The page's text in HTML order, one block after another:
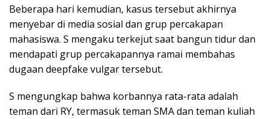
Beberapa hari kemudian, kasus tersebut akhirnya
menyebar di media sosial dan grup percakapan
mahasiswa. S mengaku terkejut saat bangun tidur dan
mendapati grup percakapannya ramai membahas
dugaan deepfake vulgar tersebut.
S mengungkap bahwa korbannya rata-rata adalah
teman dari RY, termasuk teman SMA dan teman kuliah